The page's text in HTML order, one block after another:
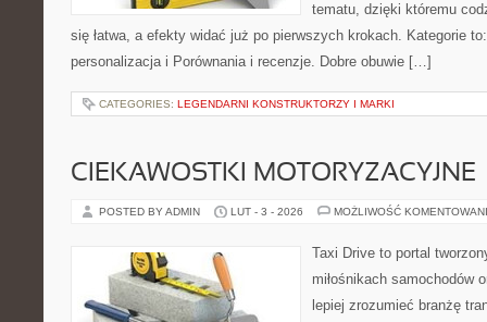
tematu, dzięki któremu
się łatwa, a efekty widać już po pierwszych krokach. Kategorie
personalizacja i Porównania i recenzje. Dobre obuwie […]
CATEGORIES: LEGENDARNI KONSTRUKTORZY I MARKI
CIEKAWOSTKI MOTORYZACYJNE
POSTED BY ADMIN LUT - 3 - 2026 MOŻLIWOŚĆ
Taxi Drive to portal
miłośnikach samochodów
lepiej zrozumieć branżę